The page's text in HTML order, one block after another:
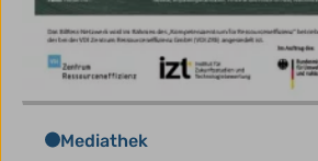
Mediathek